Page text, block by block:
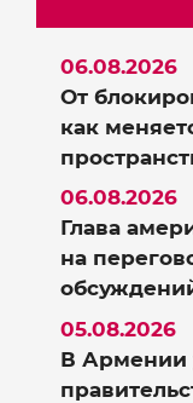
От
как
06.08.2026
Глава
на
06.08.2026
В Армении
05.08.2026